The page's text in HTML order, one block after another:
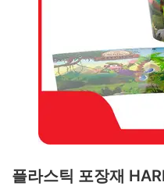
플라스틱 포장재